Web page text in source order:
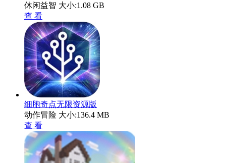
休闲益智 大小:1.08 GB
查 看
细胞奇点无限资源版
动作冒险 大小:136.4 MB
查 看